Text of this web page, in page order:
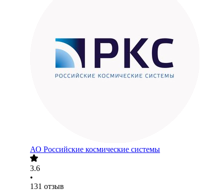
АО Российские космические системы
3.6
•
131 отзыв